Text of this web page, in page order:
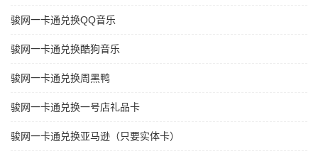
骏网一卡通兑换QQ音乐
骏网一卡通兑换酷狗音乐
骏网一卡通兑换周黑鸭
骏网一卡通兑换一号店礼品卡
骏网一卡通兑换亚马逊（只要实体卡）